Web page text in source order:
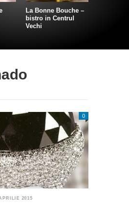
La Bonne Bouche –
bistro in Centrul
Vechi
2015
0